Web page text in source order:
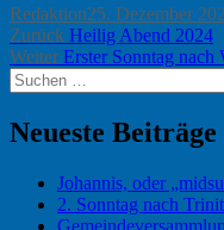
Autor
RedaktionVeröffentlicht
am
25. Dezember
Beitragsnavigation
Zurück Vorheriger
Beitrag:
Heilig Abend 2024
Weiter Nächster
Beitrag:
Erster Sonntag nach
Suchen
nach:
Neueste Beiträge
Johannis, oder
2. Sonntag nach